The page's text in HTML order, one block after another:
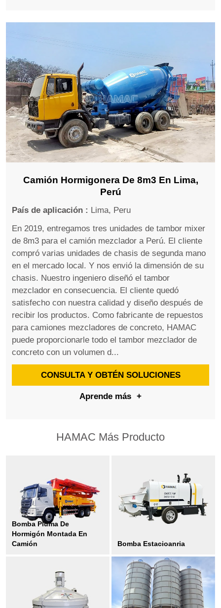
Camión Hormigonera De 8m3 En Lima,
Perú
País de aplicación : Lima, Peru
En 2019, entregamos tres unidades de tambor mixer
de 8m3 para el camión mezclador a Perú. El cliente
compró varias unidades de chasis de segunda mano
en el mercado local. Y nos envió la dimensión de su
chasis. Nuestro ingeniero diseñó el tambor
mezclador en consecuencia. El cliente quedó
satisfecho con nuestra calidad y diseño después de
recibir los productos. Como fabricante de repuestos
para camiones mezcladores de concreto, HAMAC
puede proporcionarle todo el tambor mezclador de
concreto con un volumen d...
CONSULTA Y OBTÉN SOLUCIONES
Aprende más +
HAMAC Más Producto
Bomba Pluma De
Hormigón Montada En
Camión
Bomba Estacioanria